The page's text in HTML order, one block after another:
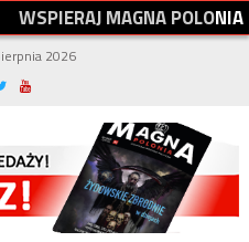
WSPIERAJMAGNAPOLONIA
2026